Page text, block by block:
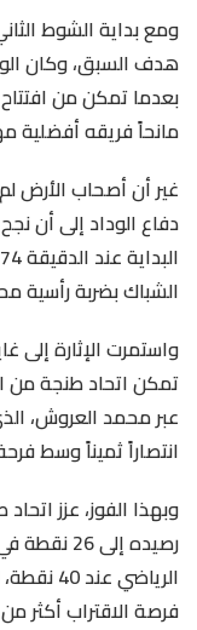
ومع بداية الشوط
هدف السبق، وكان
مانحاً فريقه أفضلية
غير أن أصحاب الأرض
دفاع الوداد إلى أن
الشباك بضربة رأسية
واستمرت الإثارة إلى
تمكن اتحاد طنجة من
عبر محمد العروش،
انتصاراً ثميناً وسط
وبهذا الفوز، عزز
رصيده إلى
الرياضي
فرصة الاقتراب أكثر